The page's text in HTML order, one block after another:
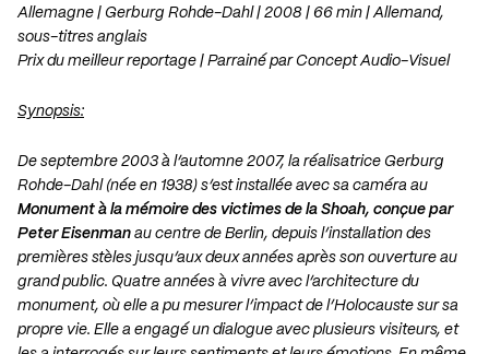
Allemagne | Gerburg Rohde-Dahl | 2008 | 66 min | Allemand,
sous-titres anglais
Prix du meilleur reportage | Parrainé par Concept Audio-Visuel
Synopsis:
De septembre 2003 à l’automne 2007, la réalisatrice Gerburg
Rohde-Dahl (née en 1938) s’est installée avec sa caméra au
Monument à la mémoire des victimes de la Shoah, conçue par
Peter Eisenman au centre de Berlin, depuis l’installation des
premières stèles jusqu’aux deux années après son ouverture au
grand public. Quatre années à vivre avec l’architecture du
monument, où elle a pu mesurer l’impact de l’Holocauste sur sa
propre vie. Elle a engagé un dialogue avec plusieurs visiteurs, et